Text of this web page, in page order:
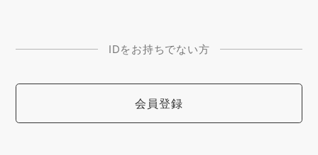
IDをお持ちでない方
会員登録